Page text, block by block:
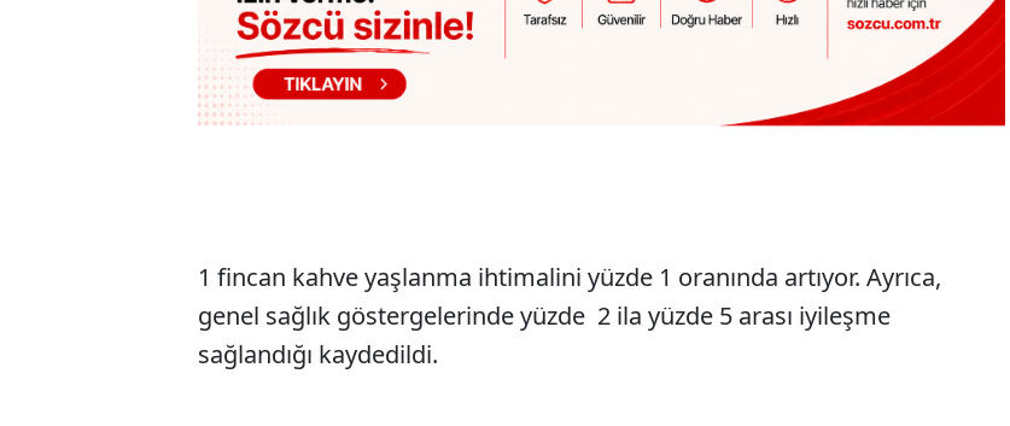
1 fincan kahve yaşlanma ihtimalini yüzde 1 oranında artıyor. Ayrıca,
genel sağlık göstergelerinde yüzde 2 ila yüzde 5 arası iyileşme
sağlandığı kaydedildi.